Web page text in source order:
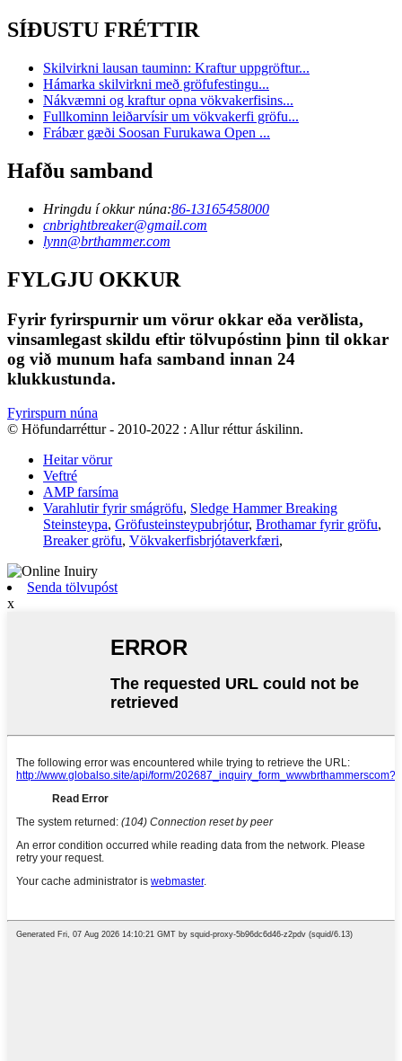
SÍÐUSTU FRÉTTIR
Skilvirkni lausan tauminn: Kraftur uppgröftur...
Hámarka skilvirkni með gröfufestingu...
Nákvæmni og kraftur opna vökvakerfisins...
Fullkominn leiðarvísir um vökvakerfi gröfu...
Frábær gæði Soosan Furukawa Open ...
Hafðu samband
Hringdu í okkur núna:86-13165458000
cnbrightbreaker@gmail.com
lynn@brthammer.com
FYLGJU OKKUR
Fyrir fyrirspurnir um vörur okkar eða verðlista,
vinsamlegast skildu eftir tölvupóstinn þinn til okkar
og við munum hafa samband innan 24
klukkustunda.
Fyrirspurn núna
© Höfundarréttur - 2010-2022 : Allur réttur áskilinn.
Heitar vörur
Veftré
AMP farsíma
Varahlutir fyrir smágröfu, Sledge Hammer Breaking
Steinsteypa, Gröfusteinsteypubrjótur, Brothamar fyrir gröfu,
Breaker gröfu, Vökvakerfisbrjótaverkfæri,
Senda tölvupóst
x